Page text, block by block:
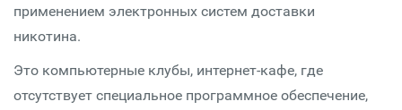
применением электронных систем доставки
никотина.
Это компьютерные клубы, интернет-кафе, где
отсутствует специальное программное обеспечение,